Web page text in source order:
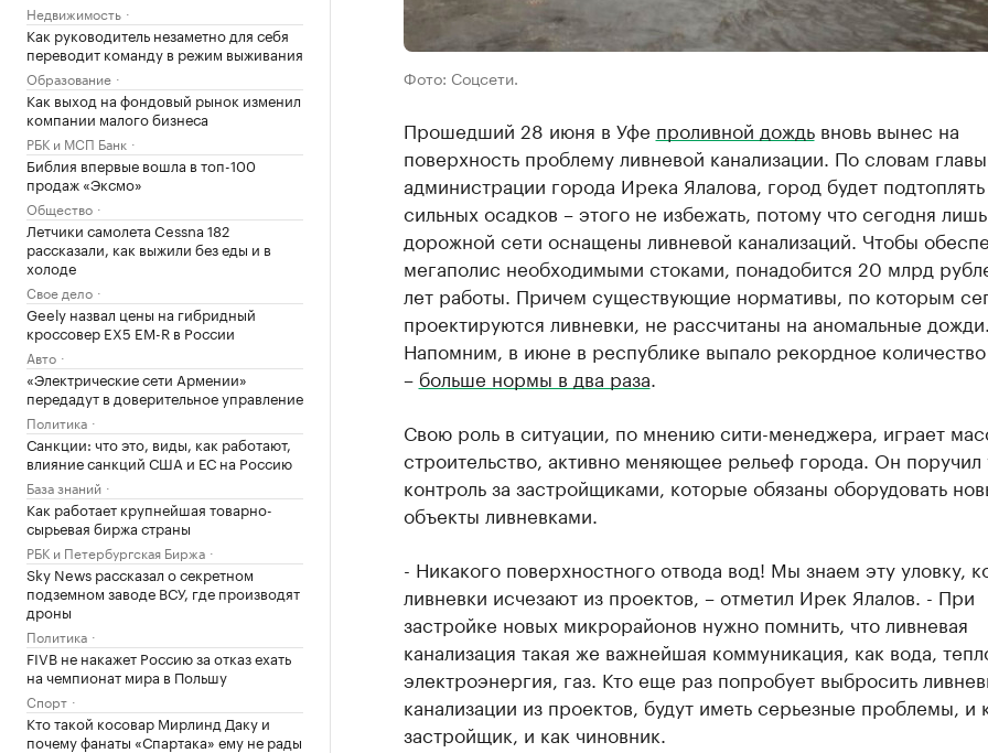
Недвижимость
Как руководитель незаметно для себя
переводит команду в режим выживания
Образование
Как выход на фондовый рынок изменил
компании малого бизнеса
РБК и МСП Банк
Библия впервые вошла в топ-100
продаж «Эксмо»
Общество
Летчики самолета Cessna 182
рассказали, как выжили без еды и в
холоде
Свое дело
Geely назвал цены на гибридный
кроссовер EX5 EM-R в России
Авто
«Электрические сети Армении»
передадут в доверительное управление
Политика
Санкции: что это, виды, как работают,
влияние санкций США и ЕС на Россию
База знаний
Как работает крупнейшая товарно-
сырьевая биржа страны
РБК и Петербургская Биржа
Sky News рассказал о секретном
подземном заводе ВСУ, где производят
дроны
Политика
FIVB не накажет Россию за отказ ехать
на чемпионат мира в Польшу
Спорт
Кто такой косовар Мирлинд Даку и
почему фанаты «Спартака» ему не рады
Фото: Соцсети.
Прошедший 28 июня в Уфе проливной дождьвновь вынес на
поверхность проблему ливневой канализации. По словам главы
администрации города Ирека Ялалова, город будет
сильных осадков – этого не избежать, потому что сегодня
дорожной сети оснащены ливневой канализаций. Чтобы
мегаполис необходимыми стоками, понадобится 20 млрд
лет работы. Причем существующие нормативы, по которым
проектируются ливневки, не рассчитаны на аномальные дожди.
Напомним, в июне в республике выпало рекордное
– больше нормы в два раза
Свою роль в ситуации, по мнению сити-менеджера, играет
строительство, активно меняющее рельеф города. Он поручил
контроль за застройщиками, которые обязаны оборудовать
объекты ливневками.
- Никакого поверхностного отвода вод! Мы знаем эту уловку,
ливневки исчезают из проектов, – отметил Ирек Ялалов. - При
застройке новых микрорайонов нужно помнить, что ливневая
канализация такая же важнейшая коммуникация, как вода,
электроэнергия, газ. Кто еще раз попробует выбросить
канализации из проектов, будут иметь серьезные проблемы, и
застройщик, и как чиновник.